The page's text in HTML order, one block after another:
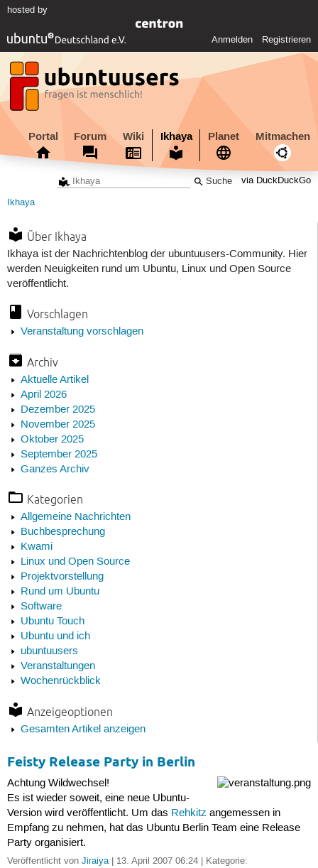
hosted by
Anmelden Registrieren
Portal Forum Wiki Ikhaya Planet Mitmachen
via DuckDuckGo
Ikhaya
Über Ikhaya
Ikhaya ist der Nachrichtenblog der ubuntuusers-Community. Hier
werden Neuigkeiten rund um Ubuntu, Linux und Open Source
veröffentlicht.
Vorschlagen
Veranstaltung vorschlagen
Archiv
Aktuelle Artikel
April 2026
Dezember 2025
November 2025
Oktober 2025
September 2025
Ganzes Archiv
Kategorien
Allgemeine Nachrichten
Buchbesprechung
Kwami
Linux und Open Source
Projektvorstellung
Rund um Ubuntu
Software
Ubuntu Touch
Ubuntu und ich
ubuntuusers
Veranstaltungen
Wochenrückblick
Anzeigeoptionen
Gesamten Artikel anzeigen
Feisty Release Party in Berlin
Achtung Wildwechsel!
Es ist wieder soweit, eine neue Ubuntu-
Version wird veröffentlicht. Um das Rehkitz angemessen in
Empfang zu nehmen, hat das Ubuntu Berlin Team eine Release
Party organisiert.
Veröffentlicht von Jiraiya| 13. April 2007 06:24 | Kategorie: